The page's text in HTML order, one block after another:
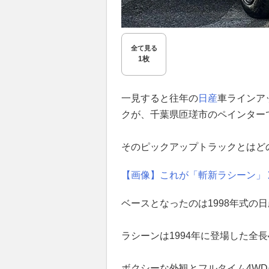
全て見る
1枚
一見すると往年の日産車ラインア
クが、千葉県匝瑳市のペインタ
そのピックアップトラックとは
【画像】これが「斬新ラシーン
ベースとなったのは1998年式の
ラシーンは1994年に登場した全